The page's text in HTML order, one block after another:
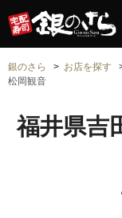
銀のさら お店を探す
松岡観音
福井県吉